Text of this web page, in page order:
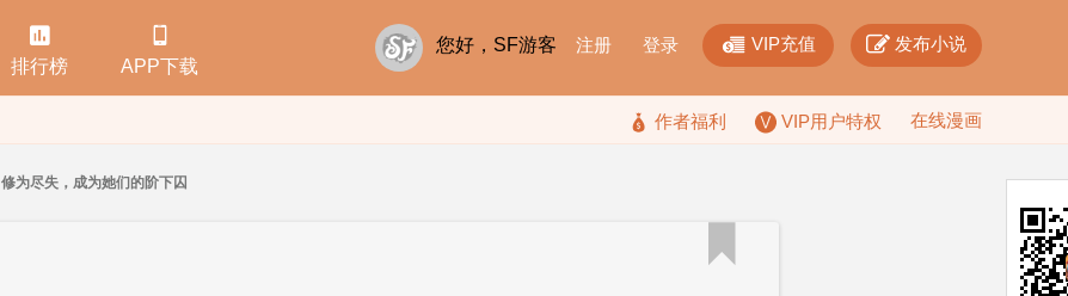

排行榜

APP下载
您好，SF游客 注册 登录  VIP充值  发布小说
 作者福利 VIP用户特权 在线漫画
修为尽失，成为她们的阶下囚
